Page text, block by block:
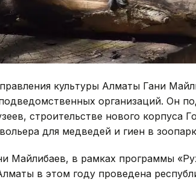
культуры Алматы Гани
организаций. Он
строительстве нового корпуса
для медведей и гиен в
Майлибаев, в рамках программы
в этом году проведена